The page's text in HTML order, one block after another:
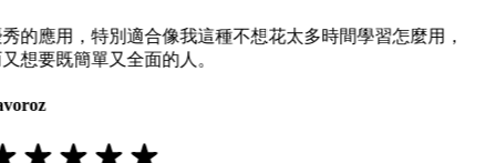
的應用，特別適合像我這種不想花太多時間學習怎麼用，
想要既簡單又全面的人。